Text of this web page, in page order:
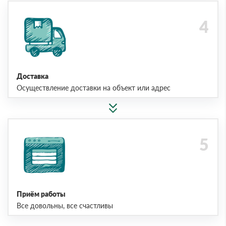
Доставка
Осуществление доставки на объект или адрес
Приём работы
Все довольны, все счастливы